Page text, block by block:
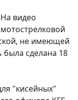
видео
не имеющей
сделана 18
"кисейных"